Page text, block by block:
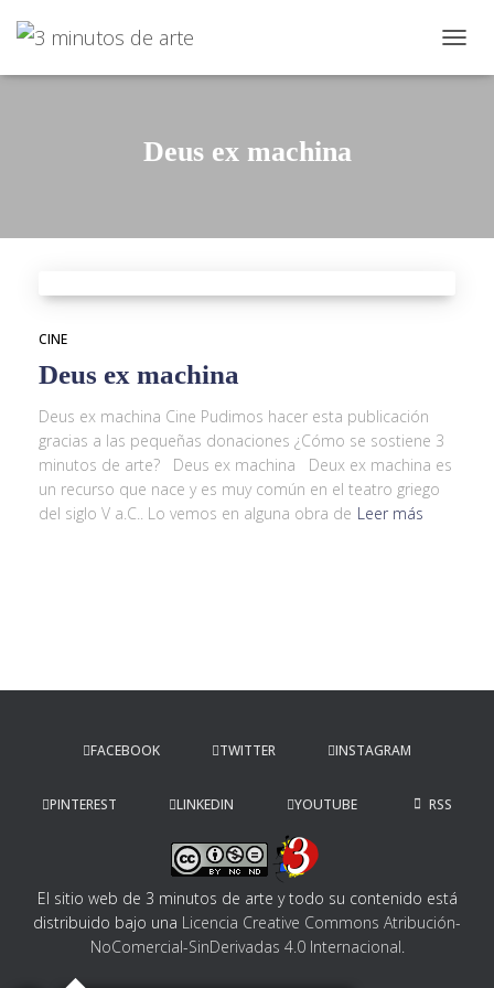
Deus ex machina
CINE
Deus ex machina
Deus ex machina Cine Pudimos hacer esta publicación
gracias a las pequeñas donaciones ¿Cómo se sostiene 3
minutos de arte? Deus ex machina Deux ex machina es
un recurso que nace y es muy común en el teatro griego
del siglo V a.C.. Lo vemos en alguna obra de Leer más
FACEBOOK TWITTER INSTAGRAM
PINTEREST LINKEDIN YOUTUBE RSS
El sitio web de 3 minutos de arte y todo su contenido está
distribuido bajo una Licencia Creative Commons Atribución-
NoComercial-SinDerivadas 4.0 Internacional.